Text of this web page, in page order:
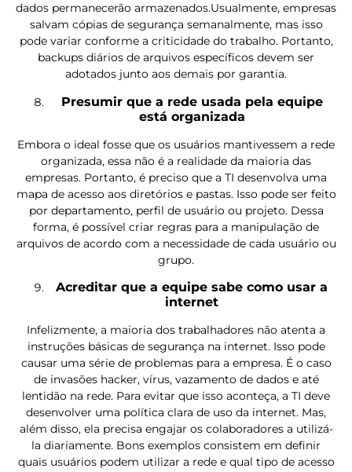
dados permanecerão armazenados.Usualmente, empresas
salvam cópias de segurança semanalmente, mas isso
pode variar conforme a criticidade do trabalho. Portanto,
backups diários de arquivos específicos devem ser
adotados junto aos demais por garantia.
Presumir que a rede usada pela equipe
está organizada
Embora o ideal fosse que os usuários mantivessem a rede
organizada, essa não é a realidade da maioria das
empresas. Portanto, é preciso que a TI desenvolva uma
mapa de acesso aos diretórios e pastas. Isso pode ser feito
por departamento, perfil de usuário ou projeto. Dessa
forma, é possível criar regras para a manipulação de
arquivos de acordo com a necessidade de cada usuário ou
grupo.
Acreditar que a equipe sabe como usar a
internet
Infelizmente, a maioria dos trabalhadores não atenta a
instruções básicas de segurança na internet. Isso pode
causar uma série de problemas para a empresa. É o caso
de invasões hacker, vírus, vazamento de dados e até
lentidão na rede. Para evitar que isso aconteça, a TI deve
desenvolver uma política clara de uso da internet. Mas,
além disso, ela precisa engajar os colaboradores a utilizá-
la diariamente. Bons exemplos consistem em definir
quais usuários podem utilizar a rede e qual tipo de acesso